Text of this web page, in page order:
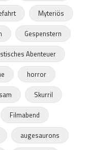
Myteriös
Gespenstern
Abenteuer
horror
Skurril
Filmabend
augesaurons